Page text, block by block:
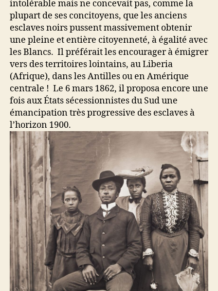
intolérable mais ne concevait pas, comme la
plupart de ses concitoyens, que les anciens
esclaves noirs pussent massivement obtenir
une pleine et entière citoyenneté, à égalité avec
les Blancs. Il préférait les encourager à émigrer
vers des territoires lointains, au Liberia
(Afrique), dans les Antilles ou en Amérique
centrale ! Le 6 mars 1862, il proposa encore une
fois aux États sécessionnistes du Sud une
émancipation très progressive des esclaves à
l’horizon 1900.